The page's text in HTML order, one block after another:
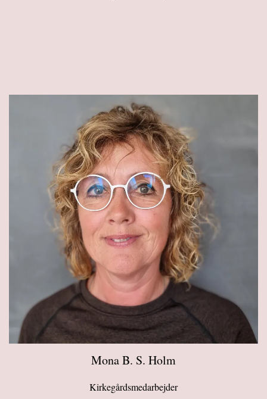
Mona B. S. Holm
Kirkegårdsmedarbejder